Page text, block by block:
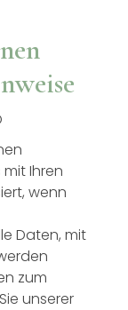
Ihren
wenn
Daten, mit
zum
unserer